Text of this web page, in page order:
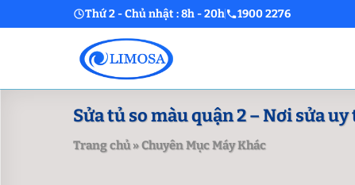
to
Thứ 2 - Chủ nhật : 8h - 20h 1900 2276
Sửa tủ so màu quận 2 – Nơi sửa
Trang chủ»Chuyên Mục Máy Khác